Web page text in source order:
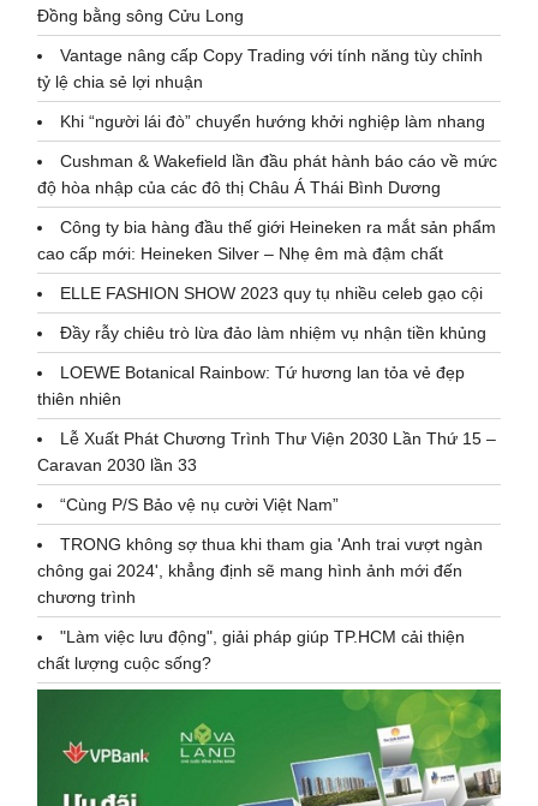
Đồng bằng sông Cửu Long
Vantage nâng cấp Copy Trading với tính năng tùy chỉnh
tỷ lệ chia sẻ lợi nhuận
Khi “người lái đò” chuyển hướng khởi nghiệp làm nhang
Cushman & Wakefield lần đầu phát hành báo cáo về mức
độ hòa nhập của các đô thị Châu Á Thái Bình Dương
Công ty bia hàng đầu thế giới Heineken ra mắt sản phẩm
cao cấp mới: Heineken Silver – Nhẹ êm mà đậm chất
ELLE FASHION SHOW 2023 quy tụ nhiều celeb gạo cội
Đầy rẫy chiêu trò lừa đảo làm nhiệm vụ nhận tiền khủng
LOEWE Botanical Rainbow: Tứ hương lan tỏa vẻ đẹp
thiên nhiên
Lễ Xuất Phát Chương Trình Thư Viện 2030 Lần Thứ 15 –
Caravan 2030 lần 33
“Cùng P/S Bảo vệ nụ cười Việt Nam”
TRONG không sợ thua khi tham gia 'Anh trai vượt ngàn
chông gai 2024', khẳng định sẽ mang hình ảnh mới đến
chương trình
"Làm việc lưu động", giải pháp giúp TP.HCM cải thiện
chất lượng cuộc sống?